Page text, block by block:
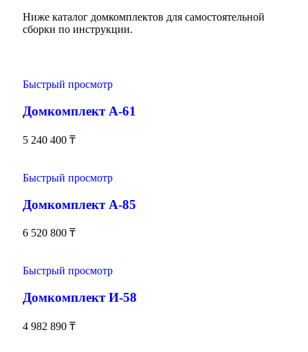
Ниже каталог домкомплектов для самостоятельной
сборки по инструкции.
Быстрый просмотр
Домкомплект А-61
5 240 400 ₸
Быстрый просмотр
Домкомплект А-85
6 520 800 ₸
Быстрый просмотр
Домкомплект И-58
4 982 890 ₸